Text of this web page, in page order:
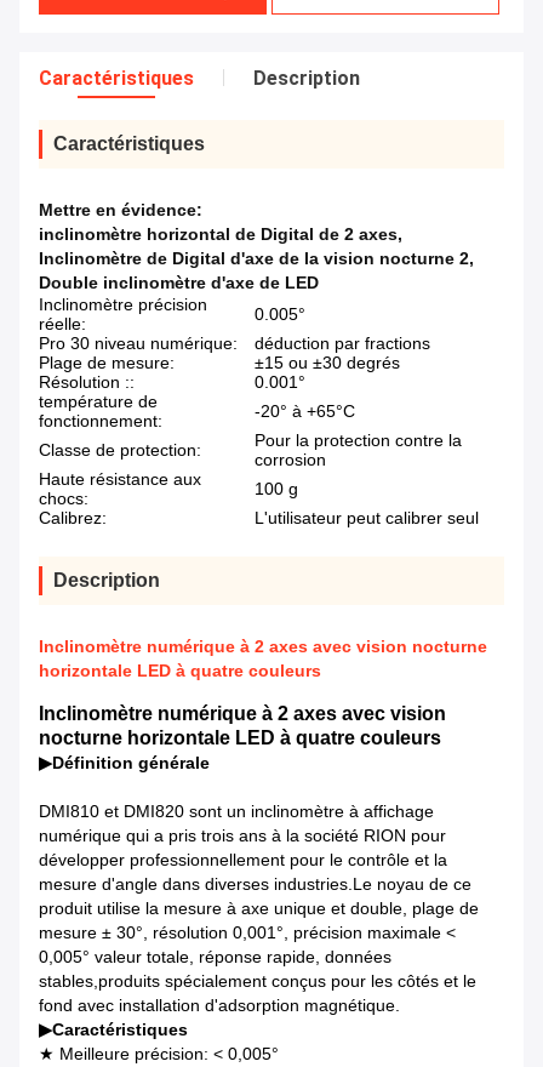
Caractéristiques Description
Caractéristiques
Mettre en évidence:
inclinomètre horizontal de Digital de 2 axes,
Inclinomètre de Digital d'axe de la vision nocturne 2,
Double inclinomètre d'axe de LED
Inclinomètre précision
réelle:
0.005°
Pro 30 niveau numérique:
déduction par fractions
Plage de mesure:
±15 ou ±30 degrés
Résolution ::
0.001°
température de
fonctionnement:
-20° à +65°C
Classe de protection:
Pour la protection contre la
corrosion
Haute résistance aux
chocs:
100 g
Calibrez:
L'utilisateur peut calibrer seul
Description
Inclinomètre numérique à 2 axes avec vision nocturne
horizontale LED à quatre couleurs
Inclinomètre numérique à 2 axes avec vision
nocturne horizontale LED à quatre couleurs
▶Définition générale
DMI810 et DMI820 sont un inclinomètre à affichage
numérique qui a pris trois ans à la société RION pour
développer professionnellement pour le contrôle et la
mesure d'angle dans diverses industries.Le noyau de ce
produit utilise la mesure à axe unique et double, plage de
mesure ± 30°, résolution 0,001°, précision maximale <
0,005° valeur totale, réponse rapide, données
stables,produits spécialement conçus pour les côtés et le
fond avec installation d'adsorption magnétique.
▶Caractéristiques
★ Meilleure précision: < 0,005°